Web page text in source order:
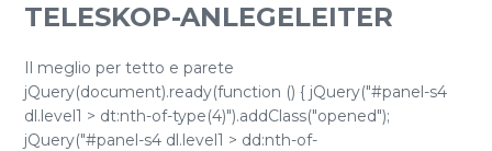
TELESKOP-ANLEGELEITER
Il meglio per tetto e parete
jQuery(document).ready(function () { jQuery("#panel-s4
dl.level1 > dt:nth-of-type(4)").addClass("opened");
jQuery("#panel-s4 dl.level1 > dd:nth-of-